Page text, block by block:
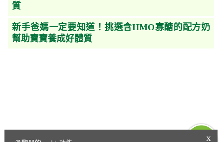
質
新手爸媽一定要知道！挑選含HMO寡醣的配方奶
幫助寶寶養成好體質
x